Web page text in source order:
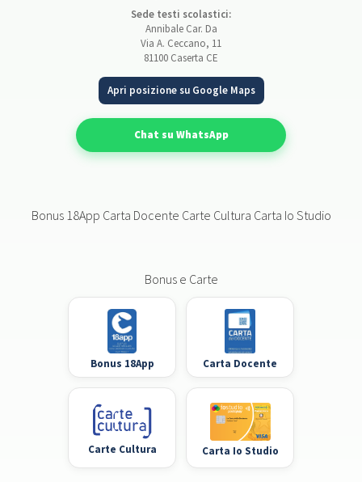
Sede testi scolastici:
Annibale Car. Da
Via A. Ceccano, 11
81100 Caserta CE
Apri posizione su Google Maps
Chat su WhatsApp
Bonus 18App Carta Docente Carte Cultura Carta Io Studio
Bonus e Carte
Bonus 18App Carta Docente
Carte Cultura Carta Io Studio